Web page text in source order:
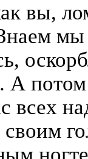
вы,
А
всех
своим